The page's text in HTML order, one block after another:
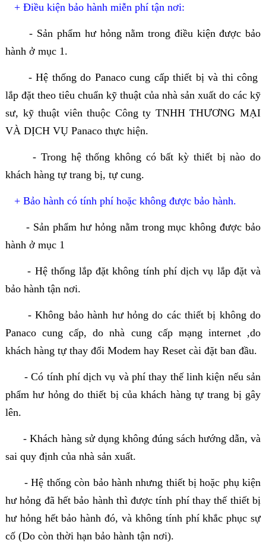
+ Điều kiện bảo hành miễn phí tận nơi:
- Sản phẩm hư hỏng nằm trong điều kiện được bảo
hành ở mục 1.
- Hệ thống do Panaco cung cấp thiết bị và thi công
lắp đặt theo tiêu chuẩn kỹ thuật của nhà sản xuất do các kỹ
sư, kỹ thuật viên thuộc Công ty TNHH THƯƠNG MẠI
VÀ DỊCH VỤ Panaco thực hiện.
- Trong hệ thống không có bất kỳ thiết bị nào do
khách hàng tự trang bị, tự cung.
+ Bảo hành có tính phí hoặc không được bảo hành.
- Sản phẩm hư hỏng nằm trong mục không được bảo
hành ở mục 1
- Hệ thống lắp đặt không tính phí dịch vụ lắp đặt và
bảo hành tận nơi.
- Không bảo hành hư hỏng do các thiết bị không do
Panaco cung cấp, do nhà cung cấp mạng internet ,do
khách hàng tự thay đổi Modem hay Reset cài đặt ban đầu.
- Có tính phí dịch vụ và phí thay thế linh kiện nếu sản
phẩm hư hỏng do thiết bị của khách hàng tự trang bị gây
lên.
- Khách hàng sử dụng không đúng sách hướng dẫn, và
sai quy định của nhà sản xuất.
- Hệ thống còn bảo hành nhưng thiết bị hoặc phụ kiện
hư hỏng đã hết bảo hành thì được tính phí thay thế thiết bị
hư hỏng hết bảo hành đó, và không tính phí khắc phục sự
cố (Do còn thời hạn bảo hành tận nơi).